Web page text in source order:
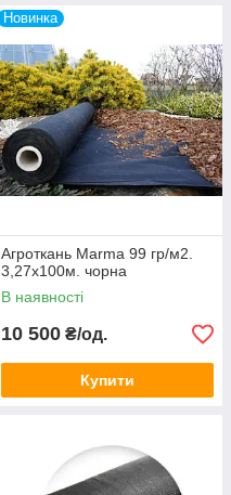
Новинка
Агроткань Marma 99 гр/м2.
3,27х100м. чорна
В наявності
10 500 ₴/од.
Купити